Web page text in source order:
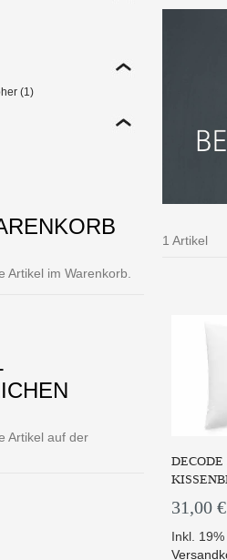
1 Artikel
31,00 €
Inkl.
(1)
Artikel im Warenkorb.
Artikel auf der